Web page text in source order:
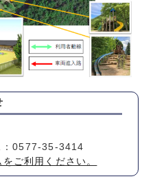
0577-35-3414
ご利用ください。